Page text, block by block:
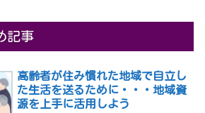
記事
高齢者が住み慣れた地域で自立し
た生活を送るために・・・地域資
源を上手に活用しよう